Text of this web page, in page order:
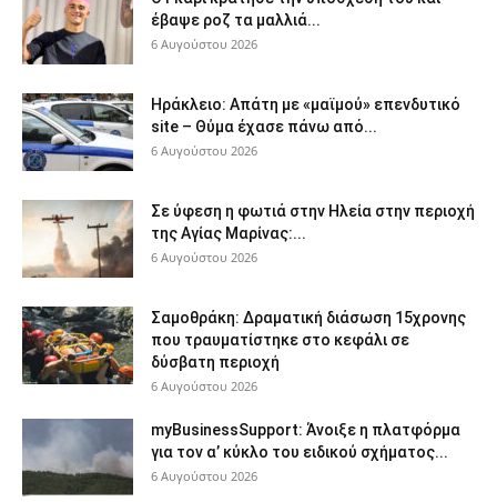
έβαψε ροζ τα μαλλιά...
6 Αυγούστου 2026
Ηράκλειο: Απάτη με «μαϊμού» επενδυτικό
site – Θύμα έχασε πάνω από...
6 Αυγούστου 2026
Σε ύφεση η φωτιά στην Ηλεία στην περιοχή
της Αγίας Μαρίνας:...
6 Αυγούστου 2026
Σαμοθράκη: Δραματική διάσωση 15χρονης
που τραυματίστηκε στο κεφάλι σε
δύσβατη περιοχή
6 Αυγούστου 2026
myBusinessSupport: Άνοιξε η πλατφόρμα
για τον α’ κύκλο του ειδικού σχήματος...
6 Αυγούστου 2026